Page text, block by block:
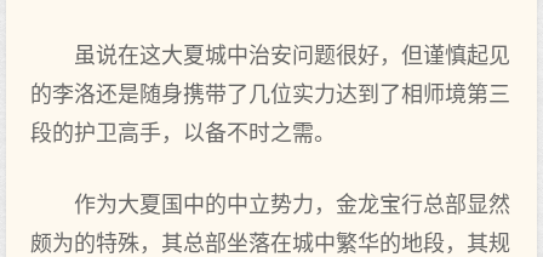
虽说在这大夏城中治安问题很好，但谨慎起见
的李洛还是随身携带了几位实力达到了相师境第三
段的护卫高手，以备不时之需。
作为大夏国中的中立势力，金龙宝行总部显然
颇为的特殊，其总部坐落在城中繁华的地段，其规